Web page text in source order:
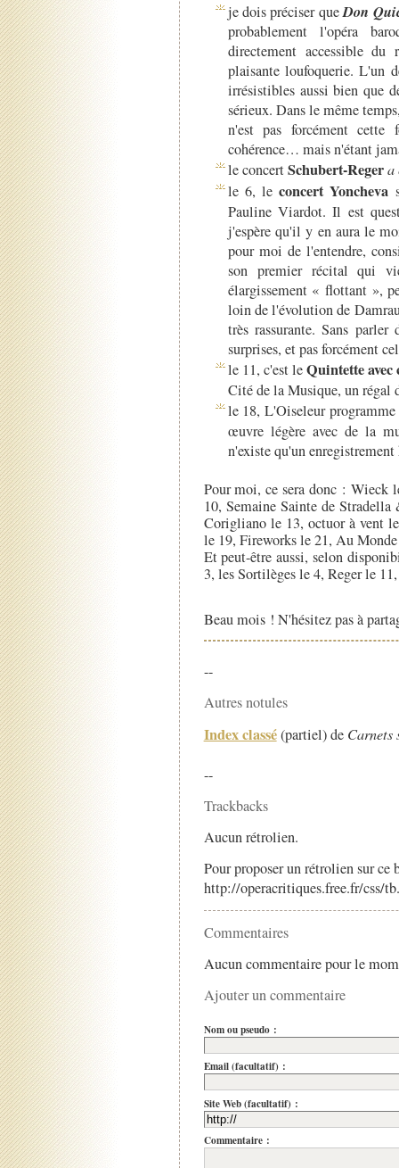
je dois préciser queDon
probablement l'opéra
directement accessible
plaisante loufoquerie. L'un
irrésistibles aussi bien que
sérieux. Dans le même
n'est pas forcément
cohérence… mais n'étant
le concertSchubert-Reger a
le 6, leconcert Yoncheva
Pauline Viardot. Il est
j'espère qu'il y en aura le
pour moi de l'entendre,
son premier récital qui
élargissement « flottant »,
loin de l'évolution de
très rassurante. Sans
surprises, et pas forcément
le 11, c'est leQuintette
Cité de la Musique, un régal
le 18, L'Oiseleur programme
œuvre légère avec de la
n'existe qu'un
Pour moi, ce sera donc :
10, Semaine Sainte de
Corigliano le 13, octuor à vent
le 19, Fireworks le 21, Au
Et peut-être aussi, selon
3, les Sortilèges le 4, Reger le
Beau mois ! N'hésitez pas à
--
Autres notules
Index classé(partiel) de Carnets
--
Trackbacks
Aucun rétrolien.
Pour proposer un rétrolien sur
http://operacritiques.free.fr/css/
Commentaires
Aucun commentaire pour le
Ajouter un commentaire
Nom ou pseudo :
Email (facultatif) :
Site Web (facultatif) :
Commentaire :